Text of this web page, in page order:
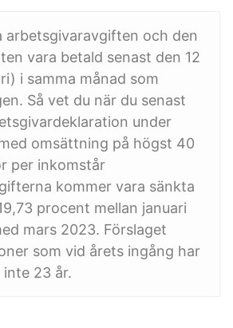
arbetsgivaravgiften och den
vara betald senast den 12
i samma månad som
Så vet du när du senast
under
omsättning på högst 40
per inkomstår
kommer vara sänkta
procent mellan januari
mars 2023. Förslaget
som vid årets ingång har
23 år.